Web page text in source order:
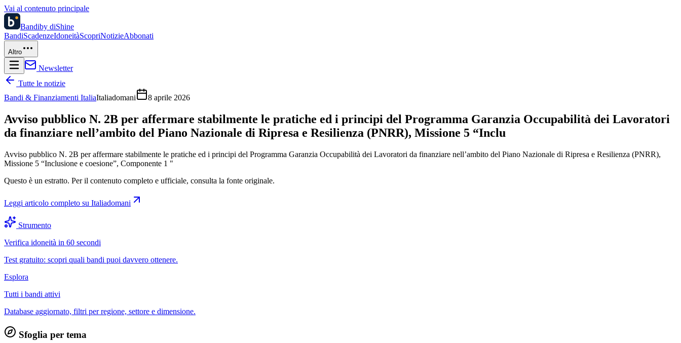
Vai al contenuto principale
Bandiby diShine
BandiScadenzeIdoneitàScopriNotizieAbbonati
Altro
Newsletter
Tutte le notizie
Bandi & Finanziamenti ItaliaItaliadomani 8 aprile 2026
Avviso pubblico N. 2B per affermare stabilmente le pratiche ed i principi del Programma Garanzia Occupabilità dei Lavoratori
da finanziare nell’ambito del Piano Nazionale di Ripresa e Resilienza (PNRR), Missione 5 “Inclu
Avviso pubblico N. 2B per affermare stabilmente le pratiche ed i principi del Programma Garanzia Occupabilità dei Lavoratori da finanziare nell’ambito del Piano Nazionale di Ripresa e Resilienza (PNRR),
Missione 5 “Inclusione e coesione”, Componente 1 "
Questo è un estratto. Per il contenuto completo e ufficiale, consulta la fonte originale.
Leggi articolo completo su Italiadomani
Strumento
Verifica idoneità in 60 secondi
Test gratuito: scopri quali bandi puoi davvero ottenere.
Esplora
Tutti i bandi attivi
Database aggiornato, filtri per regione, settore e dimensione.
Sfoglia per tema